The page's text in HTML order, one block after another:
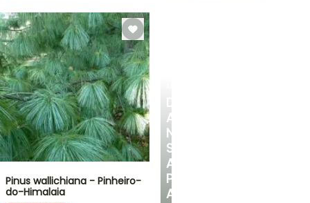
DESCUBRA
A
NOSSA
SELEÇÃO
A
PREÇOS
ACESSÍVEIS
Pinus wallichiana - Pinheiro-
do-Himalaia